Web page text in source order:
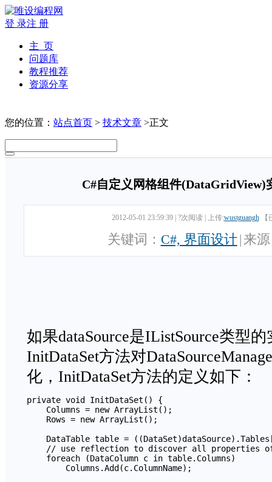
登 录注 册
主 页
问题库
教程推荐
资源分享
您的位置： 站点首页 > 技术文章 >正文
C#自定义网格组件(DataGridView)
2012-05-01 23:59:39 ?次阅读 上传:wustguangh
关键词： C#, 界面设计| 来
如果dataSource是IListSource类型
InitDataSet方法对
化，InitDataSet方法的定义如下：
private void InitDataSet() {
Columns = new ArrayList();
Rows = new ArrayList();
DataTable table =
// use reflection to discover all properties
foreach (DataColumn c in table.Columns)
Columns.Add(c.ColumnName);